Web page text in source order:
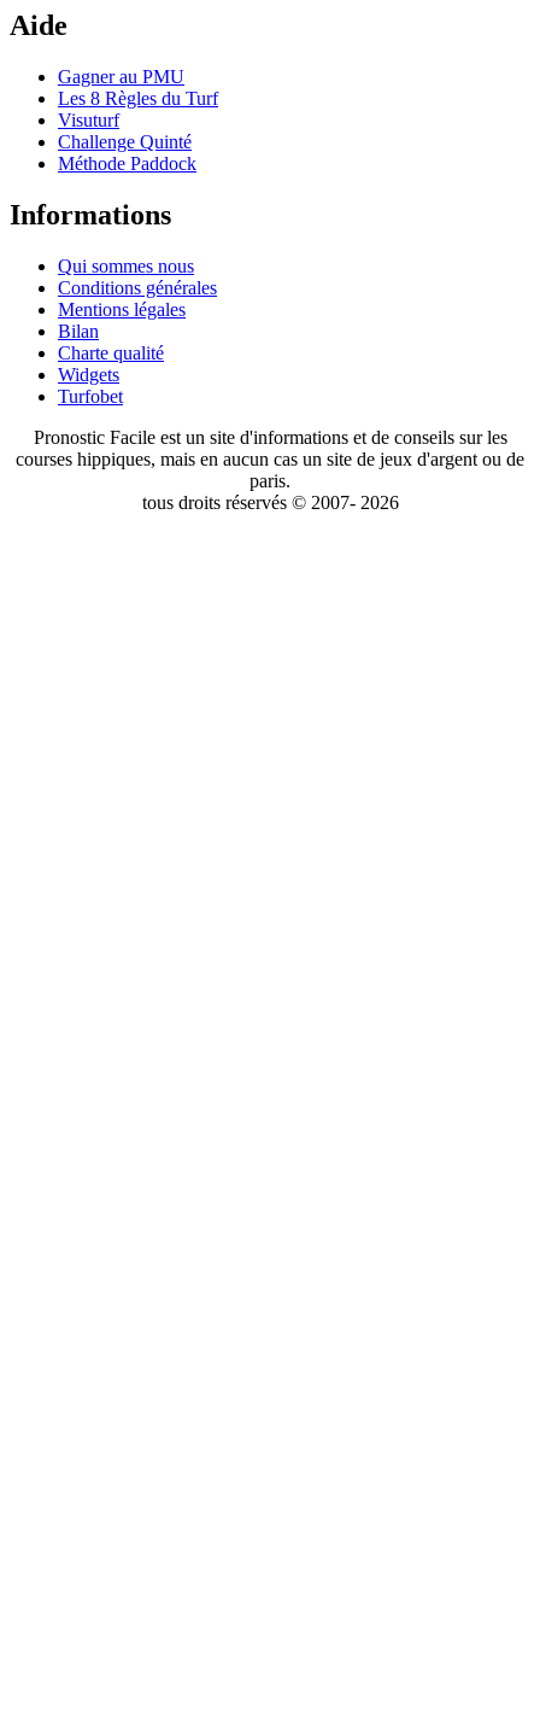
Aide
Gagner au PMU
Les 8 Règles du Turf
Visuturf
Challenge Quinté
Méthode Paddock
Informations
Qui sommes nous
Conditions générales
Mentions légales
Bilan
Charte qualité
Widgets
Turfobet
Pronostic Facile est un site d'informations et de conseils sur les
courses hippiques, mais en aucun cas un site de jeux d'argent ou de
paris.
tous droits réservés © 2007- 2026